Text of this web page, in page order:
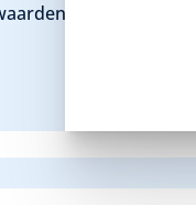
en privacy